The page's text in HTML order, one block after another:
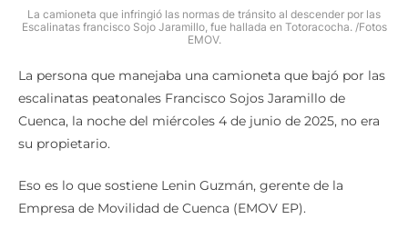
La camioneta que infringió las normas de tránsito al descender por las
Escalinatas francisco Sojo Jaramillo, fue hallada en Totoracocha. /Fotos
EMOV.
La persona que manejaba una camioneta que bajó por las
escalinatas peatonales Francisco Sojos Jaramillo de
Cuenca, la noche del miércoles 4 de junio de 2025, no era
su propietario.
Eso es lo que sostiene Lenin Guzmán, gerente de la
Empresa de Movilidad de Cuenca (EMOV EP).